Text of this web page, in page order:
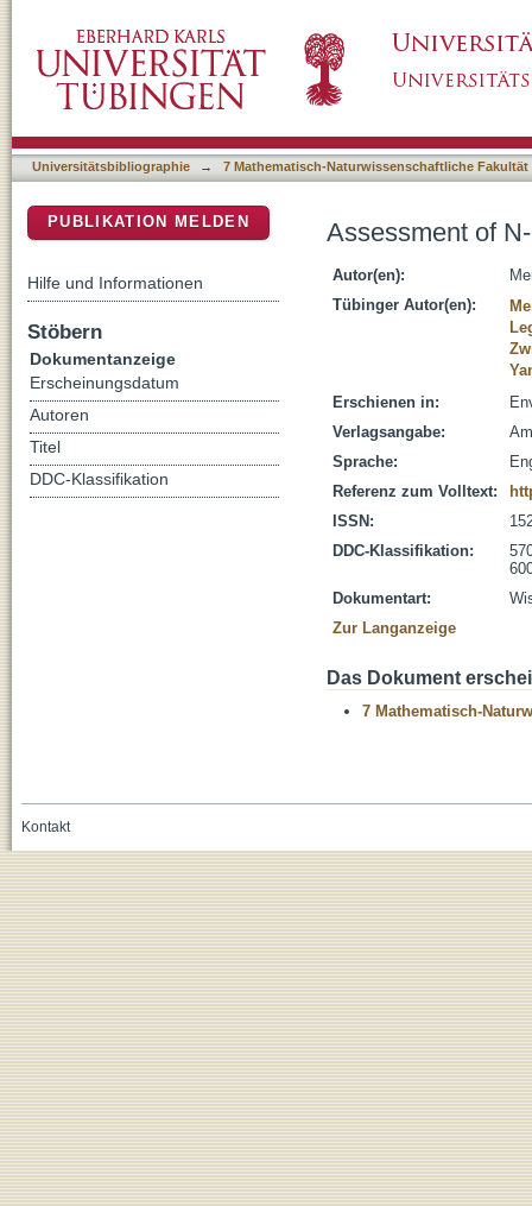
Universitätsbibliographie → 7 Mathematisch-Naturwissenschaftliche Fakultät
Assessment of
Autor(en):
Tübinger Autor(en):
Erschienen in:
Verlagsangabe:
Sprache:
Referenz zum Volltext:
ISSN:
DDC-Klassifikation:
Dokumentart:
Zur Langanzeige
Das Dokument
7 Mathematisch-
PUBLIKATION MELDEN
Hilfe und Informationen
Stöbern
Dokumentanzeige
Erscheinungsdatum
Autoren
Titel
DDC-Klassifikation
Kontakt